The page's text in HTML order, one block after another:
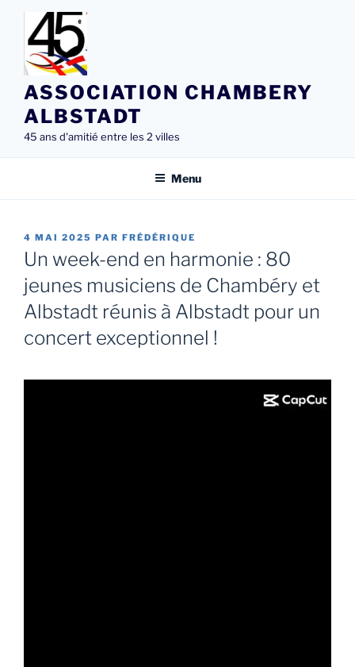
Aller
contenu
principal
ASSOCIATION CHAMBERY
ALBSTADT
45 ans d'amitié entre les 2 villes
Menu
PUBLIÉ
LE
4 MAI 2025 PAR FRÉDÉRIQUE
Un week-end en harmonie : 80
jeunes musiciens de Chambéry et
Albstadt réunis à Albstadt pour un
concert exceptionnel !